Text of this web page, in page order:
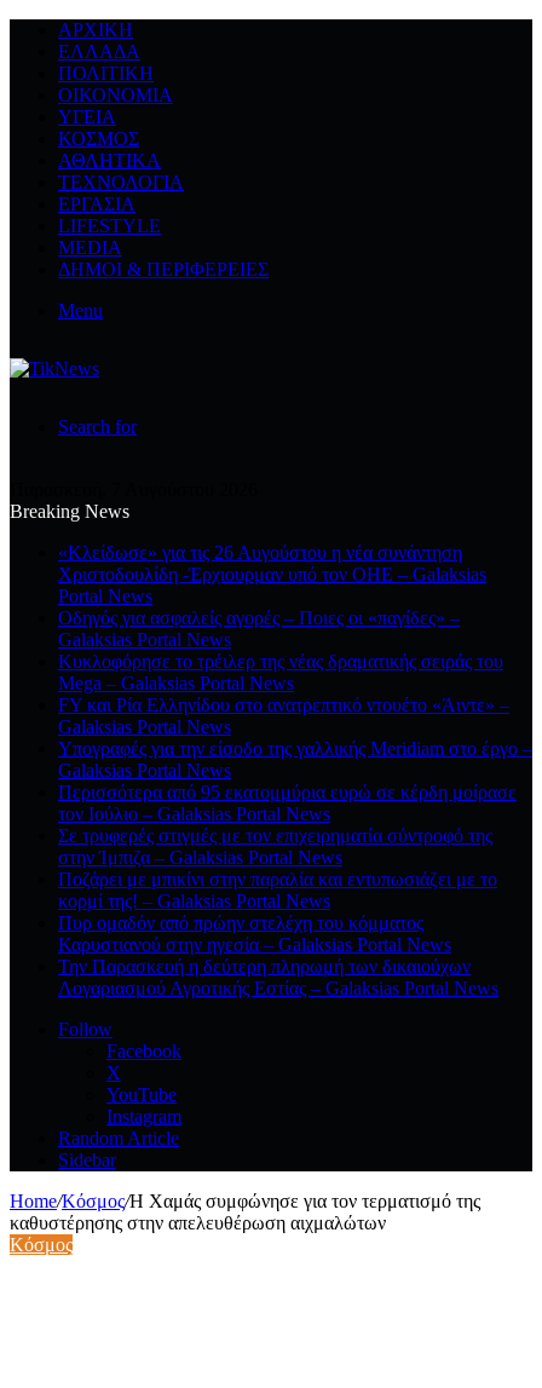
ΑΡΧΙΚΉ
ΕΛΛΆΔΑ
ΠΟΛΙΤΙΚΉ
ΟΙΚΟΝΟΜΊΑ
ΥΓΕΊΑ
ΚΌΣΜΟΣ
ΑΘΛΗΤΙΚΆ
ΤΕΧΝΟΛΟΓΙΆ
ΕΡΓΑΣΊΑ
LIFESTYLE
MEDIA
ΔΉΜΟΙ & ΠΕΡΙΦΈΡΕΙΕΣ
Menu
Search for
Breaking News
«Κλείδωσε» για τις 26 Αυγούστου η νέα συνάντηση
Χριστοδουλίδη -Έρχιουρμαν υπό τον ΟΗΕ – Galaksias
Portal News
Οδηγός για ασφαλείς αγορές – Ποιες οι «παγίδες» –
Galaksias Portal News
Κυκλοφόρησε το τρέιλερ της νέας δραματικής σειράς του
Mega – Galaksias Portal News
FY και Ρία Ελληνίδου στο ανατρεπτικό ντουέτο «Άιντε» –
Galaksias Portal News
Υπογραφές για την είσοδο της γαλλικής Meridiam στο έργο –
Galaksias Portal News
Περισσότερα από 95 εκατομμύρια ευρώ σε κέρδη μοίρασε
τον Ιούλιο – Galaksias Portal News
Σε τρυφερές στιγμές με τον επιχειρηματία σύντροφό της
στην Ίμπιζα – Galaksias Portal News
Ποζάρει με μπικίνι στην παραλία και εντυπωσιάζει με το
κορμί της! – Galaksias Portal News
Πυρ ομαδόν από πρώην στελέχη του κόμματος
Καρυστιανού στην ηγεσία – Galaksias Portal News
Την Παρασκευή η δεύτερη πληρωμή των δικαιούχων
Λογαριασμού Αγροτικής Εστίας – Galaksias Portal News
Follow
Facebook
X
YouTube
Instagram
Random Article
Sidebar
Home/Κόσμος/Η Χαμάς συμφώνησε για τον τερματισμό της
καθυστέρησης στην απελευθέρωση αιχμαλώτων
Κόσμος